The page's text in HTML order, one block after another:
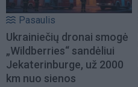
Pasaulis
Ukrainiečių dronai smogė
„Wildberries“ sandėliui
Jekaterinburge, už 2000
km nuo sienos